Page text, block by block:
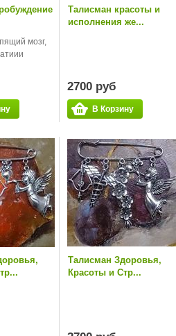
мозг,
Талисман красоты и
исполнения же...
2700 руб
В Корзину
Талисман Здоровья,
Красоты и Стр...